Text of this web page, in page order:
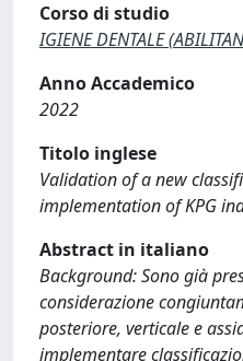
Corso di studio
IGIENE DENTALE
Anno Accademico
2022
Titolo inglese
Validation of a new
implementation of KPG
Abstract in italiano
Background: Sono già
considerazione
posteriore, verticale e
implementare